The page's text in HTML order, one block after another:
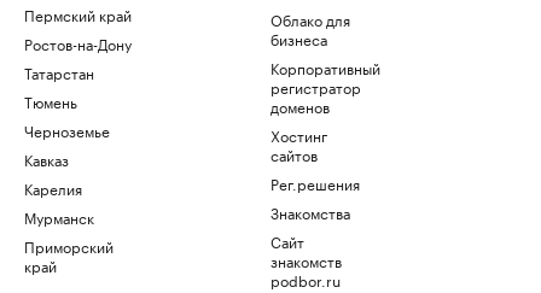
Пермский край
Ростов-на-Дону
Татарстан
Тюмень
Черноземье
Кавказ
Карелия
Мурманск
Приморский
край
Облако для
бизнеса
Корпоративный
регистратор
доменов
Хостинг
сайтов
Рег.решения
Знакомства
Сайт
знакомств
podbor.ru